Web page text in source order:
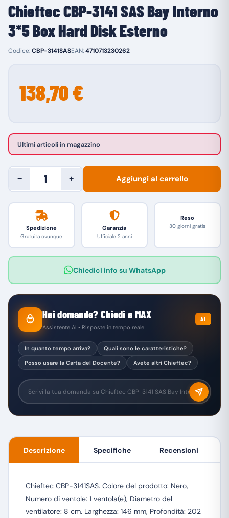
Chieftec CBP-3141 SAS Bay Interno
3*5 Box Hard Disk Esterno
Codice:CBP-3141SASEAN:4710713230262
138,70 €
Ultimi articoli in magazzino
− + Aggiungi al carrello
Spedizione
Gratuita ovunque
Garanzia
Ufficiale 2 anni
Reso
30 giorni gratis
Chiedici info su WhatsApp
Hai domande? Chiedi a MAX
Assistente AI • Risposte in tempo reale
AI
In quanto tempo arriva?
Quali sono le caratteristiche?
Posso usare la Carta del Docente?
Avete altri Chieftec?
Descrizione Specifiche Recensioni
Chieftec CBP-3141SAS. Colore del prodotto: Nero,
Numero di ventole: 1 ventola(e), Diametro del
ventilatore: 8 cm. Larghezza: 146 mm, Profondità: 202